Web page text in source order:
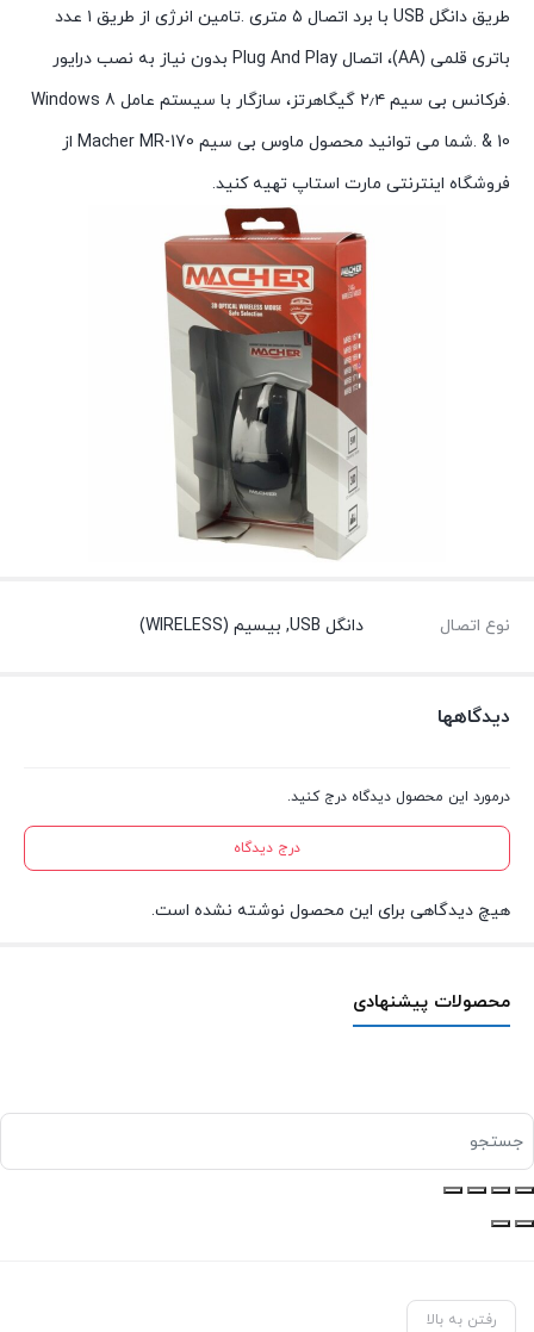
طریق دانگل USB با برد اتصال ۵ متری .تامین انرژی از طریق ۱ عدد
باتری قلمی (AA)، اتصال Plug And Play بدون نیاز به نصب درایور
.فرکانس بی سیم ۲٫۴ گیگاهرتز، سازگار با سیستم عامل Windows 8
& 10 .شما می توانید محصول ماوس بی سیم Macher MR-170 از
فروشگاه اینترنتی مارت استاپ تهیه کنید.
نوع اتصال دانگل USB, بیسیم (WIRELESS)
دیدگاهها
درمورد این محصول دیدگاه درج کنید.
درج دیدگاه
هیچ دیدگاهی برای این محصول نوشته نشده است.
محصولات پیشنهادی
رفتن به بالا